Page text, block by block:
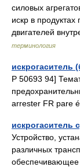
силовых
искр в
двигателей
терминология
искрогаситель
Р 50693 94]
arrester FR pare
искрогаситель
Устройство,
различных
обеспечивающее